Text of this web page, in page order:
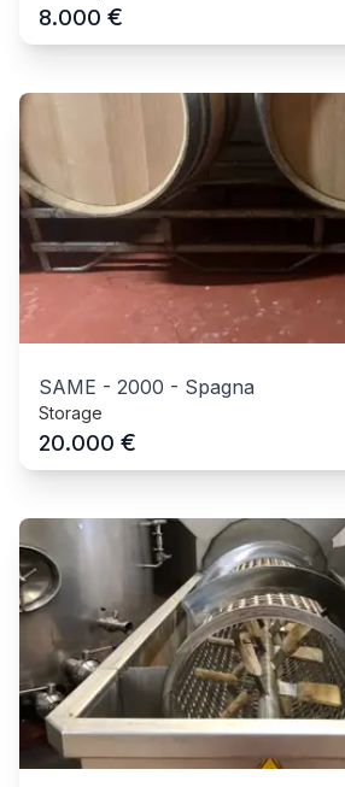
8.000 €
SAME - 2000 - Spagna
Storage
20.000 €